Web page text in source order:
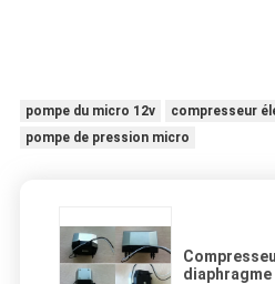
pompe du micro 12v
compresseur
pompe de pression micro
diaphragme